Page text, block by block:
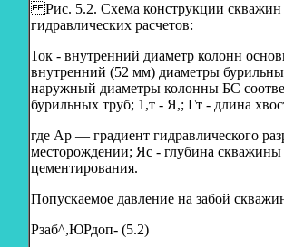
Рис. 5.2. Схема конструкции скважин
гидравлических расчетов:
1ок - внутренний диаметр колонн
внутренний (52 мм) диаметры
наружный диаметры колонны БС
бурильных труб; 1,т - Я,; Гт - длина
где Ар — градиент гидравлического
месторождении; Яс - глубина
цементирования.
Попускаемое давление на забой
Рзаб^,ЮРдоп- (5.2)